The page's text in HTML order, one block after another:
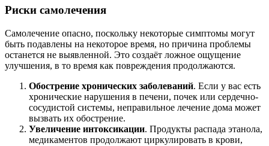
Риски самолечения
Самолечение опасно, поскольку некоторые симптомы могут
быть подавлены на некоторое время, но причина проблемы
останется не выявленной. Это создаёт ложное ощущение
улучшения, в то время как повреждения продолжаются.
Обострение хронических заболеваний. Если у вас есть
хронические нарушения в печени, почек или сердечно-
сосудистой системы, неправильное лечение дома может
вызвать их обострение.
Увеличение интоксикации. Продукты распада этанола,
медикаментов продолжают циркулировать в крови,